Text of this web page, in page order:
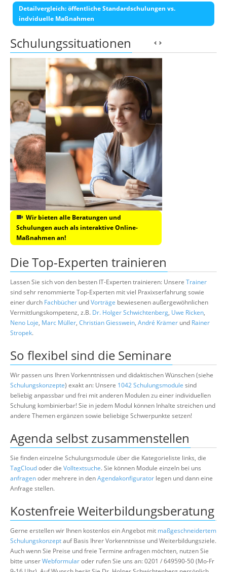
Detailvergleich: öffentliche Standardschulungen vs.
indviduelle Maßnahmen
Schulungssituationen
Wir bieten alle Beratungen und
Schulungen auch als interaktive Online-
Maßnahmen an!
Die Top-Experten trainieren
Lassen Sie sich von den besten IT-Experten trainieren: Unsere Trainer
sind sehr renommierte Top-Experten mit viel Praxixserfahrung sowie
einer durch Fachbücher undVorträge bewiesenen außergewöhnlichen
Vermittlungskompetenz, z.B. Dr. Holger Schwichtenberg, Uwe Ricken,
Neno Loje, Marc Müller, Christian Giesswein, André Krämer und Rainer
Stropek.
So flexibel sind die Seminare
Wir passen uns Ihren Vorkenntnissen und didaktischen Wünschen (siehe
Schulungskonzepte) exakt an: Unsere 1042 Schulungsmodule sind
beliebig anpassbar und frei mit anderen Modulen zu einer individuellen
Schulung kombinierbar! Sie in jedem Modul können Inhalte streichen und
andere Themen ergänzen sowie beliebige Schwerpunkte setzen!
Agenda selbst zusammenstellen
Sie finden einzelne Schulungsmodule über die Kategorieliste links, die
TagCloudoder die Volltextsuche. Sie können Module einzeln bei uns
anfragenoder mehrere in denAgendakonfigurator legen und dann eine
Anfrage stellen.
Kostenfreie Weiterbildungsberatung
Gerne erstellen wir Ihnen kostenlos ein Angebot mit maßgeschneidertem
Schulungskonzeptauf Basis Ihrer Vorkenntnisse und Weiterbildungsziele.
Auch wenn Sie Preise und freie Termine anfragen möchten, nutzen Sie
bitte unserWebformularoder rufen Sie uns an: 0201 / 649590-50 (Mo-Fr